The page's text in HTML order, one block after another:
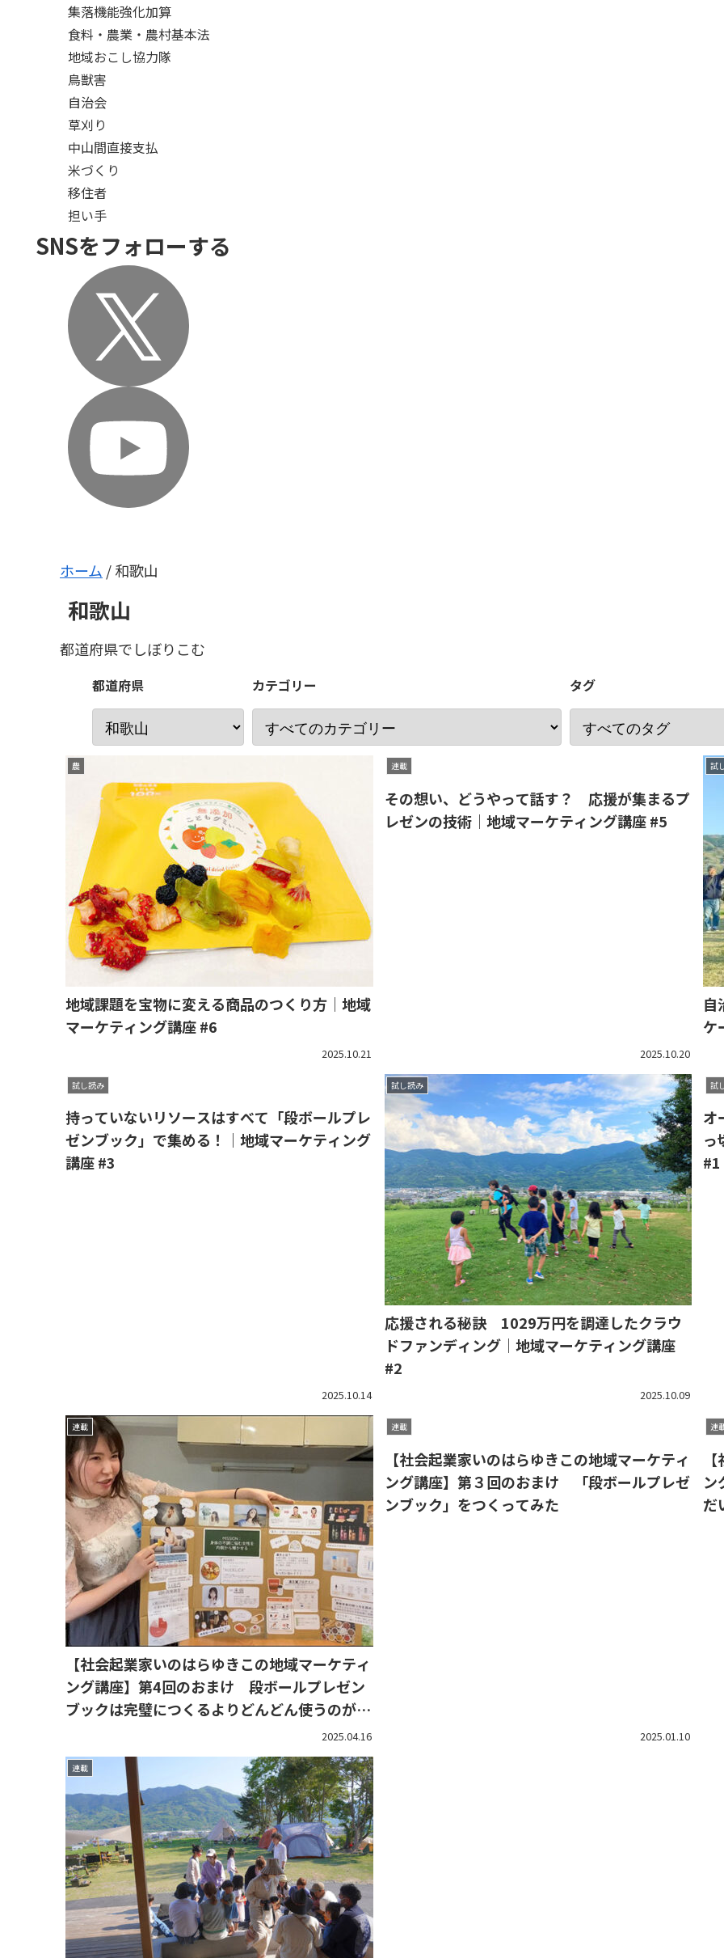
集落機能強化加算
食料・農業・農村基本法
地域おこし協力隊
鳥獣害
自治会
草刈り
中山間直接支払
米づくり
移住者
担い手
SNSをフォローする
ホーム /和歌山
和歌山
都道府県でしぼりこむ
都道府県 カテゴリー タグ
農
地域課題を宝物に変える商品のつくり方｜地域
マーケティング講座 #6
2025.10.21
連載
その想い、どうやって話す？ 応援が集まるプ
レゼンの技術｜地域マーケティング講座 #5
2025.10.20
試
自
ケ
試し読み
持っていないリソースはすべて「段ボールプレ
ゼンブック」で集める！｜地域マーケティング
講座 #3
2025.10.14
試し読み
応援される秘訣 1029万円を調達したクラウ
ドファンディング｜地域マーケティング講座
#2
2025.10.09
試
オ
っ
#1
連載
【社会起業家いのはらゆきこの地域マーケティ
ング講座】第4回のおまけ 段ボールプレゼン
ブックは完璧につくるよりどんどん使うのが大
2025.04.16
連載
【社会起業家いのはらゆきこの地域マーケティ
ング講座】第３回のおまけ 「段ボールプレゼ
ンブック」をつくってみた
2025.01.10
連
ン
だ
連載